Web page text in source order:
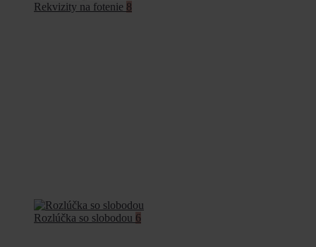
Rekvizity na fotenie 8
Rozlúčka so slobodou 6